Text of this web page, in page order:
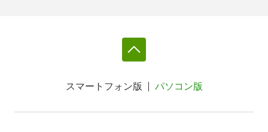
スマートフォン版 パソコン版